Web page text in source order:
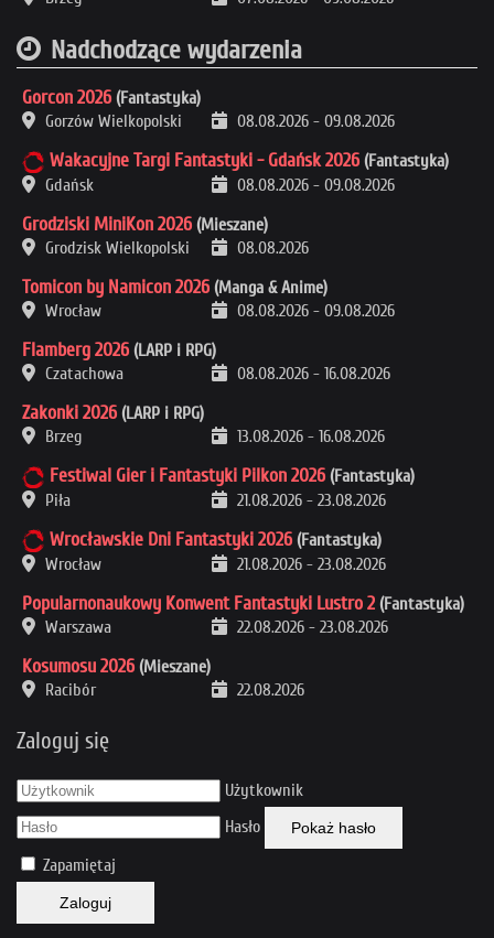
Nadchodzące wydarzenia
Gorcon 2026 (Fantastyka)
Gorzów Wielkopolski
08.08.2026 - 09.08.2026
Wakacyjne Targi Fantastyki - Gdańsk 2026 (Fantastyka)
Gdańsk
08.08.2026 - 09.08.2026
Grodziski MiniKon 2026 (Mieszane)
Grodzisk Wielkopolski
08.08.2026
Tomicon by Namicon 2026 (Manga & Anime)
Wrocław
08.08.2026 - 09.08.2026
Flamberg 2026 (LARP i RPG)
Czatachowa
08.08.2026 - 16.08.2026
Zakonki 2026 (LARP i RPG)
Brzeg
13.08.2026 - 16.08.2026
Festiwal Gier i Fantastyki Pilkon 2026 (Fantastyka)
Piła
21.08.2026 - 23.08.2026
Wrocławskie Dni Fantastyki 2026 (Fantastyka)
Wrocław
21.08.2026 - 23.08.2026
Popularnonaukowy Konwent Fantastyki Lustro 2 (Fantastyka)
Warszawa
22.08.2026 - 23.08.2026
Kosumosu 2026 (Mieszane)
Racibór
22.08.2026
Zaloguj się
Użytkownik
Hasło
Pokaż hasło
Zapamiętaj
Zaloguj